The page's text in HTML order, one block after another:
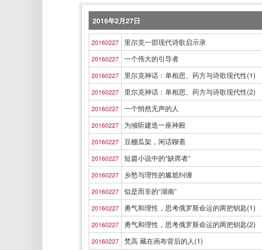
2016年2月27日
20160227 里尔克一部现代诗歌启示录
20160227 一个伟大的引导者
20160227 里尔克神话：单相思、药方与诗歌现代性(1)
20160227 里尔克神话：单相思、药方与诗歌现代性(2)
20160227 一个悄然无声的人
20160227 为倾听建造一座神殿
20160227 豆棚瓜架，闲话聊斋
20160227 短篇小说中的“缺席者”
20160227 乡愁与理性的尴尬纠缠
20160227 似是而非的“湖南”
20160227 勇气和理性，思考俄罗斯命运的两把钥匙(1)
20160227 勇气和理性，思考俄罗斯命运的两把钥匙(2)
20160227 梵高 藏在画布背后的人(1)